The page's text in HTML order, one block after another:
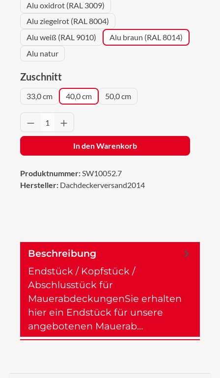
Alu oxidrot (RAL 3009)
Alu ziegelrot (RAL 8004)
Alu weiß (RAL 9010)
Alu braun (RAL 8014)
Alu natur
Zuschnitt
33,0 cm 40,0 cm 50,0 cm
Produkt Anzahl: Gib den gewünschten
In den Warenkorb
Produktnummer:SW10052.7
Hersteller: Dachdeckerversand2014
Beschreibung
Endstück / Kopfstück /
Abschlusstück für
MauerabdeckungenSie erhalten
hier ein Endstück für unsere
angebotenen Mauerab…